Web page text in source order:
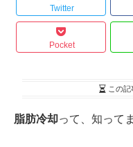
Twitter
Pocket
この記
脂肪冷却って、知って